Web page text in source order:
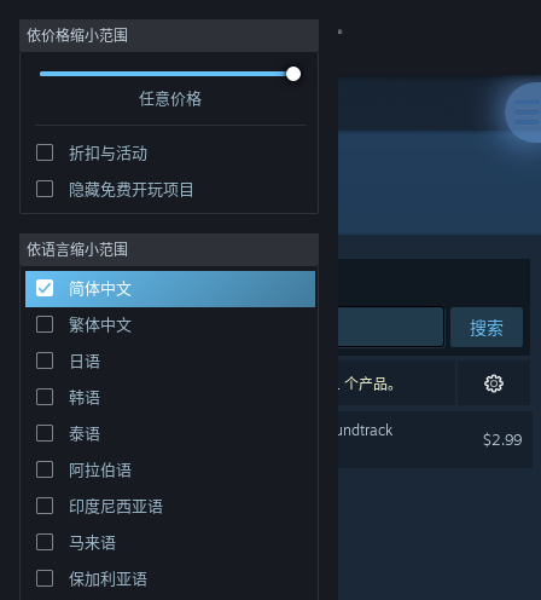
登录
社区
关于
客服
更改语言
获取 Steam 手机应用
查看桌面版网站
依价格缩小范围
任意价格
折扣与活动
隐藏免费开玩项目
依语言缩小范围
简体中文
繁体中文
日语
韩语
泰语
阿拉伯语
印度尼西亚语
马来语
保加利亚语
开发者: Beam Team Games
排序依据 相关性
搜索
1 个匹配的搜索结果。 根据您的偏好，已排除了 1 个产品。
Stranded Deep Original Soundtrack
$2.99